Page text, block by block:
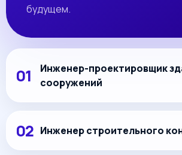
будущем.
Инженер-проектировщик
сооружений
Инженер строительного